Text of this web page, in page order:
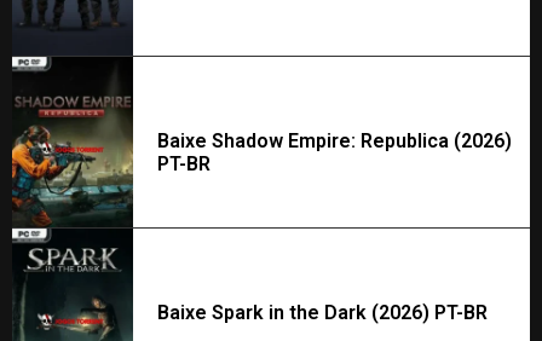
Baixe Shadow Empire: Republica (2026)
PT-BR
Baixe Spark in the Dark (2026) PT-BR